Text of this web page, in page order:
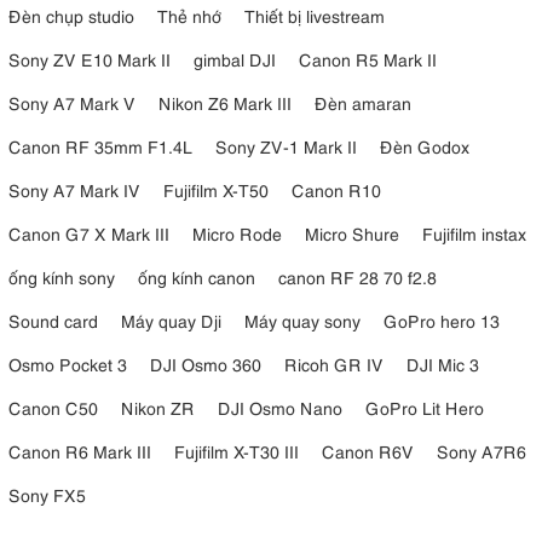
3.6. Nikon Nikkor Z DX 16-50mm F3.5-6.3 VR có vòng điều
mộtvòng điều khiểncó thể được gán cho các chức năng như lấy nét
thủ công, điều khiển khẩu độ hoặc bù trừ phơi sáng. Vòng xoay này
hoạt động hoàn toàn im lặng, một lợi thế lớn khi quay video.
16-50mm F3.5-6.3 VR
Đèn chụp studio
Thẻ nhớ
Thiết bị livestream
Sony ZV E10 Mark II
gimbal DJI
Canon R5 Mark II
Sony A7 Mark V
Nikon Z6 Mark III
Đèn amaran
Canon RF 35mm F1.4L
Sony ZV-1 Mark II
Đèn Godox
Sony A7 Mark IV
Fujifilm X-T50
Canon R10
Canon G7 X Mark III
Micro Rode Micro Shure
Fujifilm instax
ống kính sony
ống kính canon
canon RF 28 70 f2.8
Sound card
Máy quay Dji Máy quay sony
GoPro hero 13
Osmo Pocket 3
DJI Osmo 360 Ricoh GR IV
DJI Mic 3
Canon C50
Nikon ZR DJI Osmo Nano
GoPro Lit Hero
Canon R6 Mark III
Fujifilm X-T30 III Canon R6V
Sony A7R6
Sony FX5